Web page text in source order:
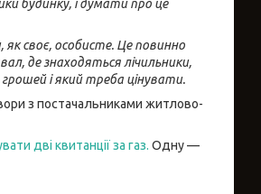
будинку, і думати про це
як своє, особисте. Це повинно
де знаходяться лічильники,
і який треба цінувати.
з постачальниками житлово-
дві квитанції за газ. Одну —